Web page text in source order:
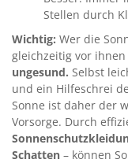
Stellen durch
Wichtig: Wer die
gleichzeitig vor ihnen
ungesund. Selbst
und ein Hilfeschrei
Sonne ist daher der
Vorsorge. Durch
Schatten – können